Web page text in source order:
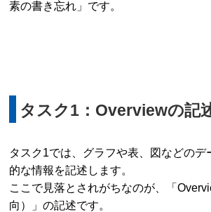
素の書き忘れ」です。
タスク1：Overviewの記
タスク1では、グラフや表、図などのデ
的な情報を記述します。
ここで見落とされがちなのが、「
向）」の記述です。